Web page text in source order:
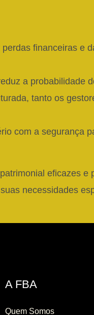
financeiras e
a probabilidade
tanto os
com a segurança
eficazes e
necessidades
A FBA
Quem Somos